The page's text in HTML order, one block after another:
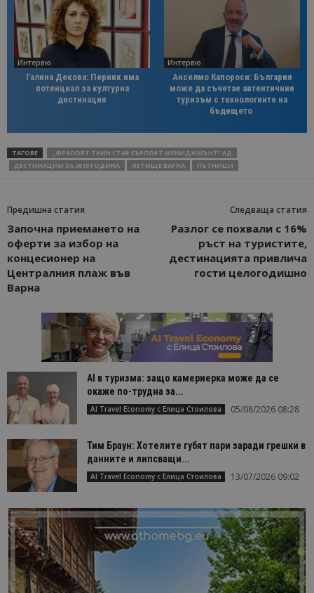
Интервю
Галина Декова: Перник има
потенциал за културна
дестинация
Интервю
Анселмо Капороси: България
може да съчетае автентичния
туризъм с технологиите на
бъдещето
ТАГОВЕ
„ФРАПОРТ ТУИН СТАР ЕЪРПОРТ МЕНИДЖМЪНТ“ АД
ДЕСТИНАЦИИ ЗА 2019 ГОДИНА
ЛЕТИЩЕ ВАРНА ПЪТНИЦИ
Предишна статия
Започна приемането на
оферти за избор на
концесионер на
Централния плаж във
Варна
Следваща статия
Разлог се похвали с 16%
ръст на туристите,
дестинацията привлича
гости целогодишно
AI в туризма: защо камериерка може да се
окаже по-трудна за...
AI Travel Economy с Елица Стоилова 05/08/2026 08:28
Тим Браун: Хотелите губят пари заради грешки в
данните и липсващи...
AI Travel Economy с Елица Стоилова 13/07/2026 09:02